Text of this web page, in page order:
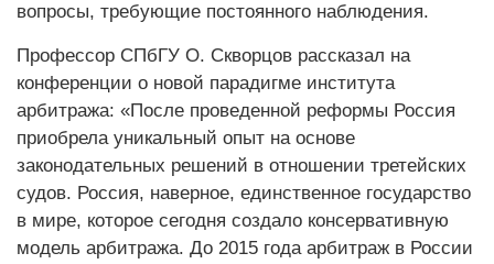
вопросы, требующие постоянного наблюдения.
Профессор СПбГУ О. Скворцов рассказал на
конференции о новой парадигме института
арбитража: «После проведенной реформы Россия
приобрела уникальный опыт на основе
законодательных решений в отношении третейских
судов. Россия, наверное, единственное государство
в мире, которое сегодня создало консервативную
модель арбитража. До 2015 года арбитраж в России